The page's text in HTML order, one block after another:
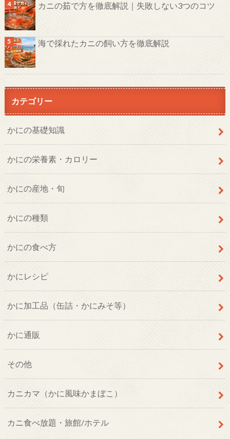
カニの茹で方を徹底解説｜失敗しない3つのコツ
海で採れたカニの飼い方を徹底解説
カテゴリー
かにの基礎知識
かにの栄養素・カロリー
かにの産地・旬
かにの種類
かにの食べ方
かにレシピ
かに加工品（缶詰・かにみそ等）
かに通販
その他
カニカマ（かに風味かまぼこ）
カニ食べ放題・旅館/ホテル